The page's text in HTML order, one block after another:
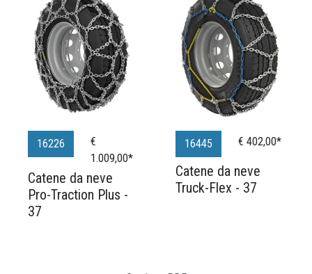
16226
€
1.009,00*
Catene da neve
Pro-Traction Plus -
37
16445 € 402,00*
Catene da neve
Truck-Flex - 37